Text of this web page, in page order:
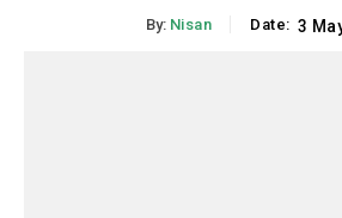
By: Nisan Date: 3